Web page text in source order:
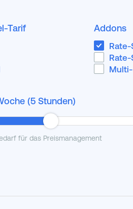
Tarif Addons
(5 Stunden)
für das Preismanagement